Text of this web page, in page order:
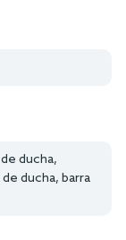
ducha,
ducha, barra